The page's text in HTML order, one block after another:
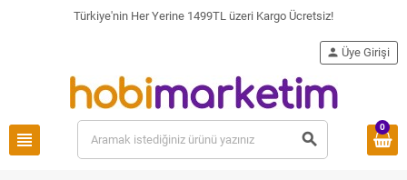
Türkiye'nin Her Yerine 1499TL üzeri Kargo Ücretsiz!
view_headline search
person Üye Girişi
0